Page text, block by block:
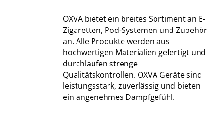
OXVA bietet ein breites Sortiment an E-
Zigaretten, Pod-Systemen und Zubehör
an. Alle Produkte werden aus
hochwertigen Materialien gefertigt und
durchlaufen strenge
Qualitätskontrollen. OXVA Geräte sind
leistungsstark, zuverlässig und bieten
ein angenehmes Dampfgefühl.